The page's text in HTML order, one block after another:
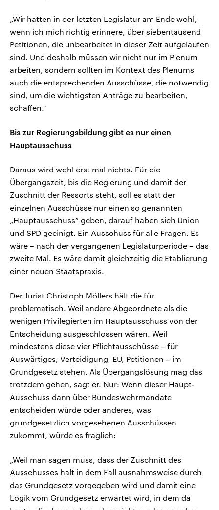
„Wir hatten in der letzten Legislatur am Ende wohl,
wenn ich mich richtig erinnere, über siebentausend
Petitionen, die unbearbeitet in dieser Zeit aufgelaufen
sind. Und deshalb müssen wir nicht nur im Plenum
arbeiten, sondern sollten im Kontext des Plenums
auch die entsprechenden Ausschüsse, die notwendig
sind, um die wichtigsten Anträge zu bearbeiten,
schaffen.“
Bis zur Regierungsbildung gibt es nur einen
Hauptausschuss
Daraus wird wohl erst mal nichts. Für die
Übergangszeit, bis die Regierung und damit der
Zuschnitt der Ressorts steht, soll es statt der
einzelnen Ausschüsse nur einen so genannten
„Hauptausschuss“ geben, darauf haben sich Union
und SPD geeinigt. Ein Ausschuss für alle Fragen. Es
wäre – nach der vergangenen Legislaturperiode – das
zweite Mal. Es wäre damit gleichzeitig die Etablierung
einer neuen Staatspraxis.
Der Jurist Christoph Möllers hält die für
problematisch. Weil andere Abgeordnete als die
wenigen Privilegierten im Hauptausschuss von der
Entscheidung ausgeschlossen wären. Weil
mindestens diese vier Pflichtausschüsse – für
Auswärtiges, Verteidigung, EU, Petitionen – im
Grundgesetz stehen. Als Übergangslösung mag das
trotzdem gehen, sagt er. Nur: Wenn dieser Haupt-
Ausschuss dann über Bundeswehrmandate
entscheiden würde oder anderes, was
grundgesetzlich vorgesehenen Ausschüssen
zukommt, würde es fraglich:
„Weil man sagen muss, dass der Zuschnitt des
Ausschusses halt in dem Fall ausnahmsweise durch
das Grundgesetz vorgegeben wird und damit eine
Logik vom Grundgesetz erwartet wird, in dem da